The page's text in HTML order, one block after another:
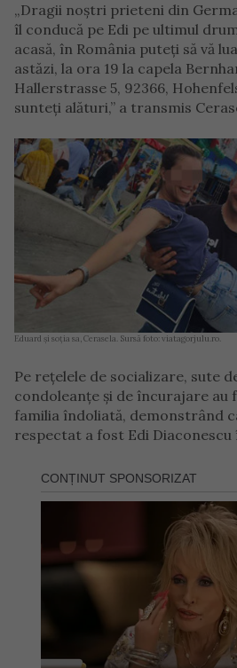
„Dragii noștri prieteni din
îl conducă pe Edi pe ultimul
acasă, în România puteți să vă
astăzi, la ora 19 la capela
Hallerstrasse 5, 92366,
sunteți alături,” a transmis
Eduard și soția sa, Cerasela. Sursă foto: viatagorjulu.ro.
Pe rețelele de socializare, sute
condoleanțe și de încurajare
familia îndoliată, demonstrând
respectat a fost Edi